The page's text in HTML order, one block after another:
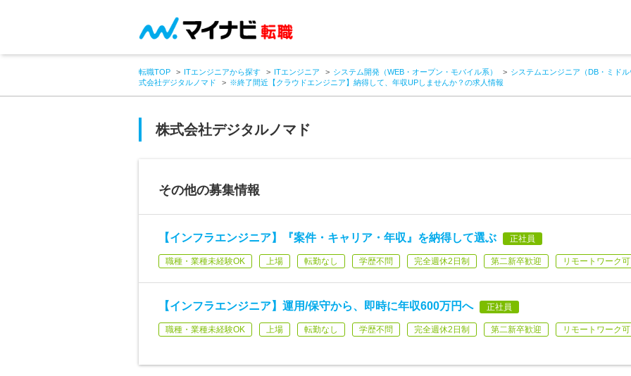
転職TOP ITエンジニアから探す ITエンジニア システム開発（WEB・オープン・モバイル系）
システムエンジニア（DB・ミド
式会社デジタルノマド
※終了間近【クラウドエンジニア】納得して、年収UPしませんか？の求人情報
株式会社デジタルノマド
その他の募集情報
【インフラエンジニア】『案件・キャリア・年収』を納得して選ぶ 正社員
職種・業種未経験OK 上場 転勤なし 学歴不問 完全週休2日制 第二新卒歓迎 リモートワーク可
【インフラエンジニア】運用/保守から、即時に年収600万円へ 正社員
職種・業種未経験OK 上場 転勤なし 学歴不問 完全週休2日制 第二新卒歓迎 リモートワーク可